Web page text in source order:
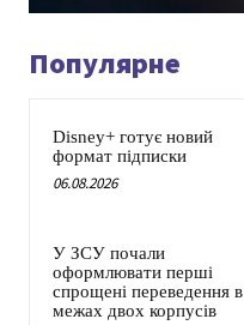
Популярне
Disney+ готує новий
формат підписки
06.08.2026
У ЗСУ почали
оформлювати перші
спрощені переведення в
межах двох корпусів